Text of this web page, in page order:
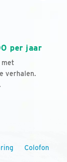
per jaar
verhalen.
Colofon